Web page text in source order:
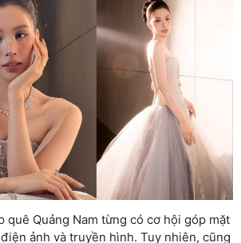
quê Quảng Nam từng có cơ hội góp mặt
ảnh và truyền hình. Tuy nhiên, cũng